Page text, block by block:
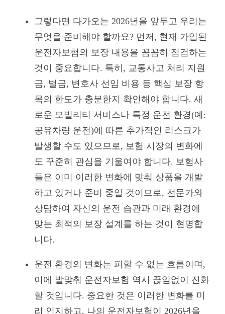
그렇다면 다가오는 2026년을 앞두고 우리는
무엇을 준비해야 할까요? 먼저, 현재 가입된
운전자보험의 보장 내용을 꼼꼼히 점검하는
것이 중요합니다. 특히, 교통사고 처리 지원
금, 벌금, 변호사 선임 비용 등 핵심 보장 항
목의 한도가 충분한지 확인해야 합니다. 새
로운 모빌리티 서비스나 특정 운전 환경(예:
공유차량 운전)에 따른 추가적인 리스크가
발생할 수도 있으므로, 보험 시장의 변화에
도 꾸준히 관심을 기울여야 합니다. 보험사
들은 이미 이러한 변화에 맞춰 상품을 개발
하고 있거나 준비 중일 것이므로, 전문가와
상담하여 자신의 운전 습관과 미래 환경에
맞는 최적의 보장 설계를 하는 것이 현명합
니다.
운전 환경의 변화는 피할 수 없는 흐름이며,
이에 발맞춰 운전자보험 역시 끊임없이 진화
할 것입니다. 중요한 것은 이러한 변화를 미
리 인지하고, 나의 운전자보험이 2026년을